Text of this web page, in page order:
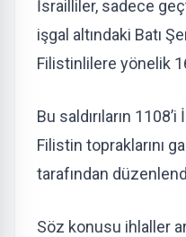
İsrailliler, sadece
işgal altındaki Batı
Filistinlilere yönelik
Bu saldırıların
Filistin topraklarını
tarafından
Söz konusu ihlaller